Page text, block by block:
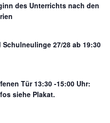
des Unterrichts nach den
27/28 ab 19:30
Tür 13:30 -15:00 Uhr:
siehe Plakat.